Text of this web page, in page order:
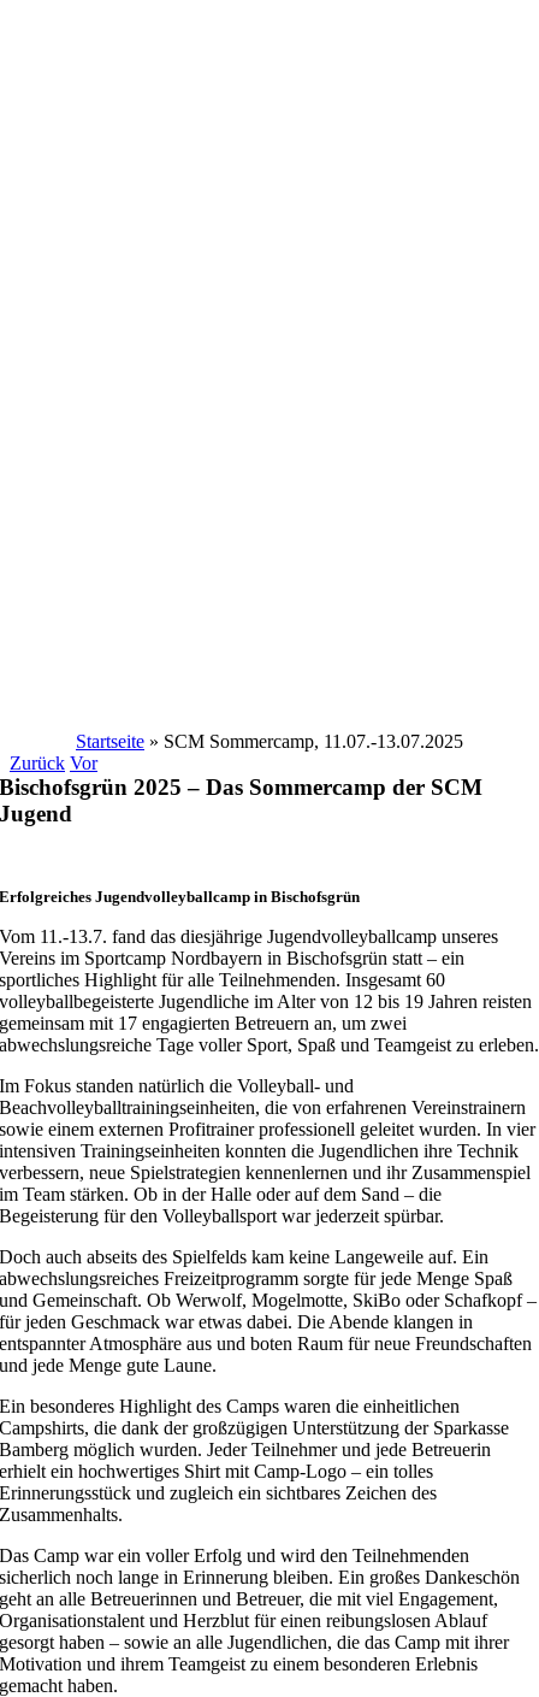
Startseite » SCM Sommercamp, 11.07.-13.07.2025
Zurück Vor
Bischofsgrün 2025 – Das Sommercamp der SCM
Jugend
Erfolgreiches Jugendvolleyballcamp in Bischofsgrün
Vom 11.-13.7. fand das diesjährige Jugendvolleyballcamp unseres
Vereins im Sportcamp Nordbayern in Bischofsgrün statt – ein
sportliches Highlight für alle Teilnehmenden. Insgesamt 60
volleyballbegeisterte Jugendliche im Alter von 12 bis 19 Jahren reisten
gemeinsam mit 17 engagierten Betreuern an, um zwei
abwechslungsreiche Tage voller Sport, Spaß und Teamgeist zu erleben.
Im Fokus standen natürlich die Volleyball- und
Beachvolleyballtrainingseinheiten, die von erfahrenen Vereinstrainern
sowie einem externen Profitrainer professionell geleitet wurden. In vier
intensiven Trainingseinheiten konnten die Jugendlichen ihre Technik
verbessern, neue Spielstrategien kennenlernen und ihr Zusammenspiel
im Team stärken. Ob in der Halle oder auf dem Sand – die
Begeisterung für den Volleyballsport war jederzeit spürbar.
Doch auch abseits des Spielfelds kam keine Langeweile auf. Ein
abwechslungsreiches Freizeitprogramm sorgte für jede Menge Spaß
und Gemeinschaft. Ob Werwolf, Mogelmotte, SkiBo oder Schafkopf –
für jeden Geschmack war etwas dabei. Die Abende klangen in
entspannter Atmosphäre aus und boten Raum für neue Freundschaften
und jede Menge gute Laune.
Ein besonderes Highlight des Camps waren die einheitlichen
Campshirts, die dank der großzügigen Unterstützung der Sparkasse
Bamberg möglich wurden. Jeder Teilnehmer und jede Betreuerin
erhielt ein hochwertiges Shirt mit Camp-Logo – ein tolles
Erinnerungsstück und zugleich ein sichtbares Zeichen des
Zusammenhalts.
Das Camp war ein voller Erfolg und wird den Teilnehmenden
sicherlich noch lange in Erinnerung bleiben. Ein großes Dankeschön
geht an alle Betreuerinnen und Betreuer, die mit viel Engagement,
Organisationstalent und Herzblut für einen reibungslosen Ablauf
gesorgt haben – sowie an alle Jugendlichen, die das Camp mit ihrer
Motivation und ihrem Teamgeist zu einem besonderen Erlebnis
gemacht haben.